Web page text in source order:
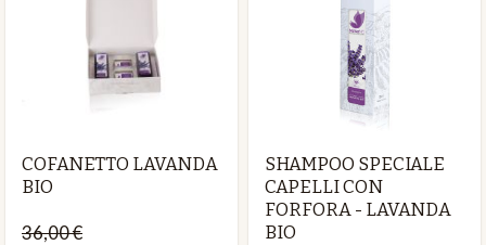
COFANETTO LAVANDA
BIO
36,00 €
SHAMPOO SPECIALE
CAPELLI CON
FORFORA - LAVANDA
BIO